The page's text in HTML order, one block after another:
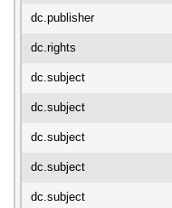
dc.publisher
dc.rights
dc.subject
dc.subject
dc.subject
dc.subject
dc.subject